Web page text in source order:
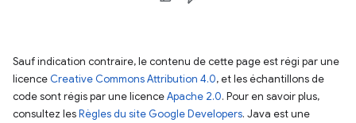
Sauf indication contraire, le contenu de cette page est régi par une
licence Creative Commons Attribution 4.0, et les échantillons de
code sont régis par une licenceApache 2.0. Pour en savoir plus,
consultez lesRègles du site Google Developers. Java est une